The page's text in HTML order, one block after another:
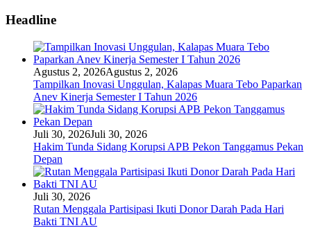
Headline
Agustus 2, 2026Agustus 2, 2026
Tampilkan Inovasi Unggulan, Kalapas Muara Tebo Paparkan
Anev Kinerja Semester I Tahun 2026
Juli 30, 2026Juli 30, 2026
Hakim Tunda Sidang Korupsi APB Pekon Tanggamus Pekan
Depan
Juli 30, 2026
Rutan Menggala Partisipasi Ikuti Donor Darah Pada Hari
Bakti TNI AU